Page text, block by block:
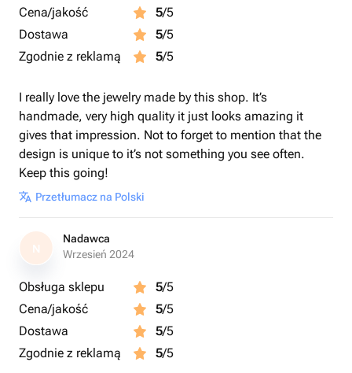
Cena/jakość 5/5
Dostawa
5/5
Zgodnie z reklamą
5/5
I really love the jewelry made by this shop. It’s
handmade, very high quality it just looks amazing it
gives that impression. Not to forget to mention that the
design is unique to it’s not something you see often.
Keep this going!
Przetłumacz na Polski
N
Nadawca
Wrzesień 2024
Obsługa sklepu 5/5
Cena/jakość
5/5
Dostawa
5/5
Zgodnie z reklamą
5/5